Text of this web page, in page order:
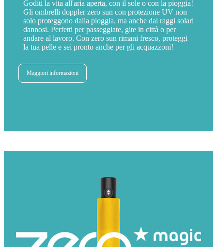
Goditi la vita all'aria aperta, con il sole o con la pioggia!
Gli ombrelli doppler zero sun con protezione UV non
solo proteggono dalla pioggia, ma anche dai raggi solari
dannosi. Perfetti per passeggiate, gite in città o per
andare al lavoro. Con zero sun rimani fresco, proteggi
la tua pelle e sei pronto anche per gli acquazzoni!
Maggiori informazioni